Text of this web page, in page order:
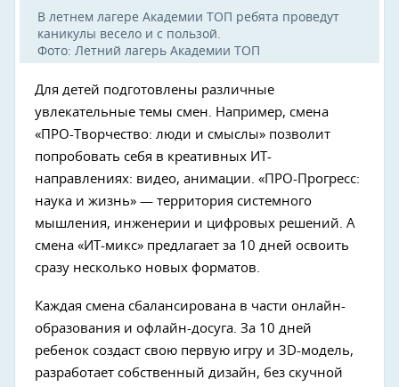
В летнем лагере Академии ТОП ребята проведут
каникулы весело и с пользой.
Фото: Летний лагерь Академии ТОП
Для детей подготовлены различные
увлекательные темы смен. Например, смена
«ПРО-Творчество: люди и смыслы» позволит
попробовать себя в креативных ИТ-
направлениях: видео, анимации. «ПРО-Прогресс:
наука и жизнь» — территория системного
мышления, инженерии и цифровых решений. А
смена «ИТ-микс» предлагает за 10 дней освоить
сразу несколько новых форматов.
Каждая смена сбалансирована в части онлайн-
образования и офлайн-досуга. За 10 дней
ребенок создаст свою первую игру и 3D-модель,
разработает собственный дизайн, без скучной